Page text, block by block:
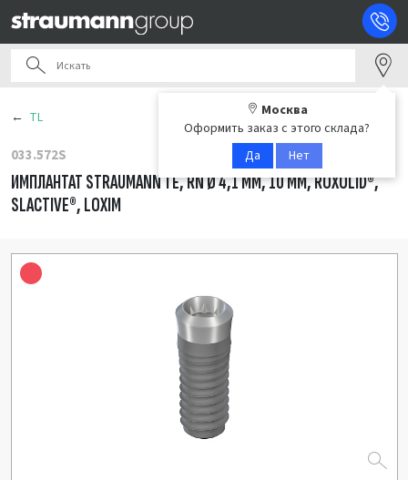
Москва
Оформить заказ с этого склада?
Да
Нет
TL
033.572S
ИМПЛАНТАТ STRAUMANN TE, RN Ø 4,1 ММ, 10 ММ, ROXOLID®,
SLACTIVE®, LOXIM